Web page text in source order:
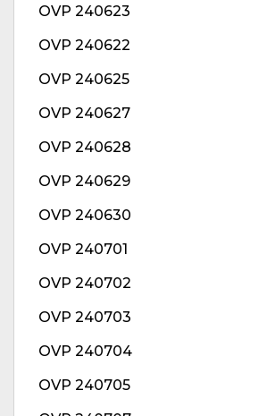
OVP 240623
OVP 240622
OVP 240625
OVP 240627
OVP 240628
OVP 240629
OVP 240630
OVP 240701
OVP 240702
OVP 240703
OVP 240704
OVP 240705